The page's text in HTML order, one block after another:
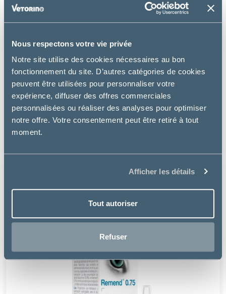
Nous respectons votre vie privée
Notre site utilise des cookies nécessaires au bon
fonctionnement du site. D’autres catégories de cookies
peuvent être utilisées pour personnaliser votre
expérience, diffuser des offres commerciales
personnalisées ou réaliser des analyses pour optimiser
notre offre. Votre consentement peut être retiré à tout
moment.
Afficher les détails
Tout autoriser
Refuser
Osalia
KERIOX NETTOYANT OCULAIRE